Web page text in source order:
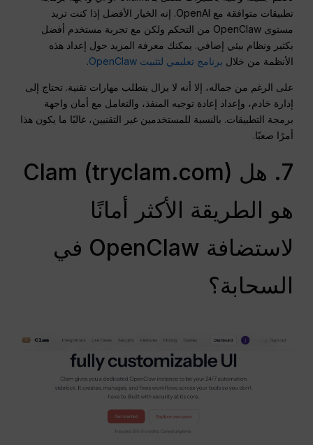
تطبيقات متوافقة مع OpenAI. إنه الخيار الأفضل إذا كنت تريد
مستوى OpenClaw من التحكم ولكن مع تجربة مستخدم أفضل
بكثير ونظام بيئي إضافي. يمكنك معرفة المزيد حول إعداد هذه
الأنظمة من خلال برنامج تعليمي لتثبيت OpenClaw .
على الرغم من جماله، إلا أنه لا يزال يتطلب مهارات تقنية. تحتاج إلى
إدارة خادم، وإعداد إعادة توجيه المنفذ، والتعامل مع أمان واجهة
برمجة التطبيقات. بالنسبة للمستخدمين غير التقنيين، غالبًا ما يكون هذا
أمرًا صعبًا.
7. هل Clam (tryclam.com)
هو الطريقة الأكثر أمانًا
لاستضافة OpenClaw في
السحابة؟